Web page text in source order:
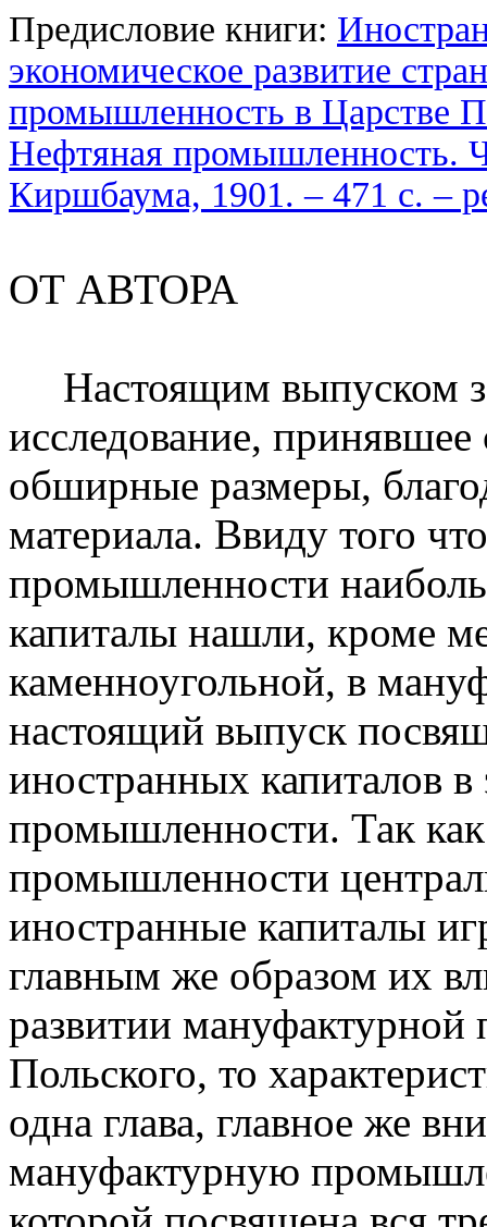
Предисловие книги:
экономическое развитие
промышленность в Царстве
Нефтяная
Киршбаума, 1901. – 471 c. –
ОТ АВТОРА
Настоящим выпуском
исследование,
обширные размеры,
материала. Ввиду того
промышленности
капиталы нашли, кроме
каменноугольной, в
настоящий выпуск
иностранных капиталов
промышленности. Так
промышленности
иностранные капиталы
главным же образом их
развитии
Польского, то
одна глава, главное же
мануфактурную